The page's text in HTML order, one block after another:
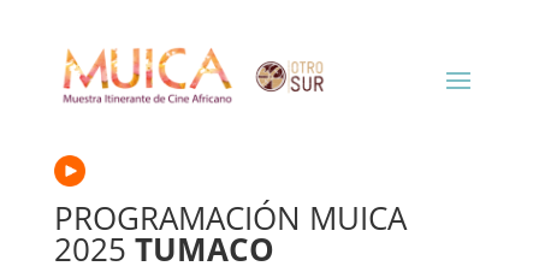
PROGRAMACIÓN MUICA
2025 TUMACO